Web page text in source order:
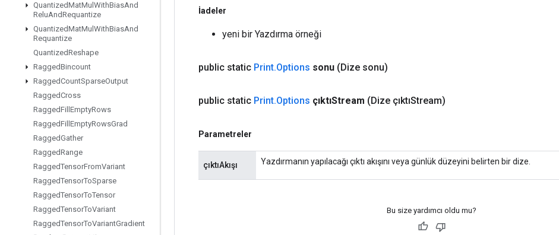
QuantizedMatMul WithBiasAnd
ReluAndRequantize
QuantizedMatMul WithBiasAnd
Requantize
QuantizedReshape
RaggedBincount
RaggedCountSparseOutput
RaggedCross
RaggedFill EmptyRows
RaggedFill EmptyRowsGrad
RaggedGather
RaggedRange
RaggedTensorFromVariant
RaggedTensorToSparse
RaggedTensorToTensor
RaggedTensorToVariant
RaggedTensorToVariantGradient
İadeler
yeni bir Yazdırma örneği
public static Print.Options sonu (Dize sonu)
public static Print.Options çıktıStream (Dize çıktıStream)
Parametreler
çıktıAkışı Yazdırmanın yapılacağı çıktı akışını veya günlük düzeyini belirten bir dize.
Bu size yardımcı oldu mu?